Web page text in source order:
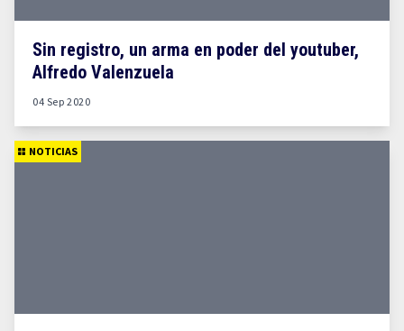
Sin registro, un arma en poder del youtuber,
Alfredo Valenzuela
04 Sep 2020
NOTICIAS